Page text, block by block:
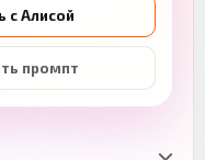
с Алисой
промпт